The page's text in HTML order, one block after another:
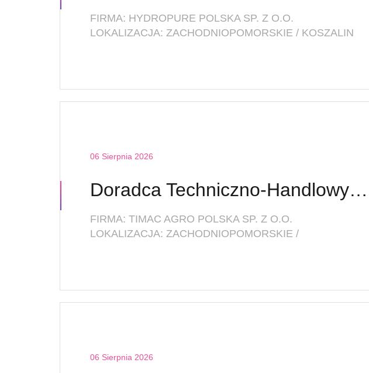
FIRMA: HYDROPURE POLSKA SP. Z O.O.
LOKALIZACJA: ZACHODNIOPOMORSKIE / KOSZALIN
06 Sierpnia 2026
Doradca Techniczno-Handlowy (K/M)
FIRMA: TIMAC AGRO POLSKA SP. Z O.O.
LOKALIZACJA: ZACHODNIOPOMORSKIE /
06 Sierpnia 2026